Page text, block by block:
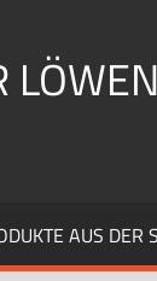
AUS DER